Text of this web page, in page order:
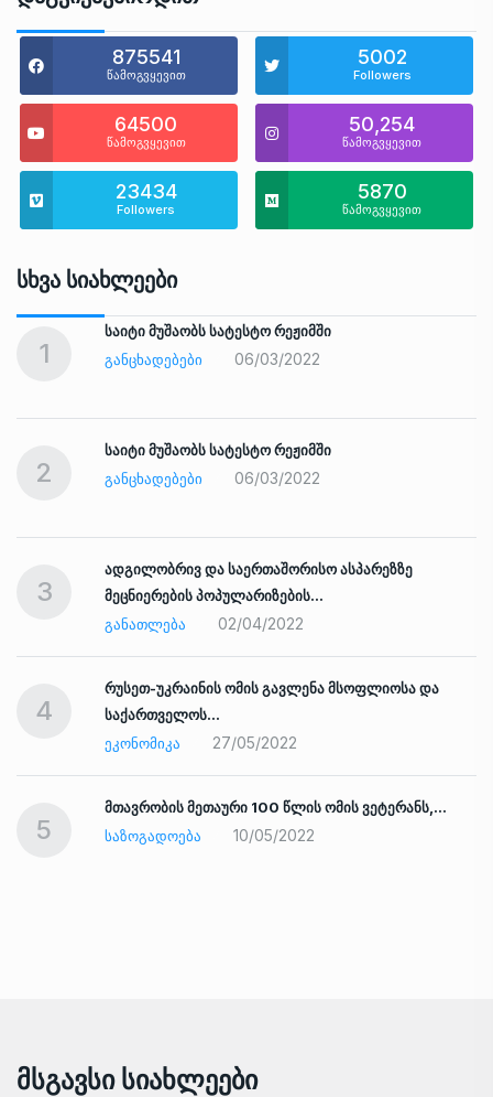
875541
წამოგვყევით
5002
Followers
64500
წამოგვყევით
50,254
წამოგვყევით
23434
Followers
5870
წამოგვყევით
Სხვა Სიახლეები
1
საიტი მუშაობს სატესტო რეჟიმში
ᲒᲐᲜᲪᲮᲐᲓᲔᲑᲔᲑᲘ
06/03/2022
2
საიტი მუშაობს სატესტო რეჟიმში
ᲒᲐᲜᲪᲮᲐᲓᲔᲑᲔᲑᲘ
06/03/2022
3
ადგილობრივ და საერთაშორისო ასპარეზზე
მეცნიერების პოპულარიზების…
ᲒᲐᲜᲐᲗᲚᲔᲑᲐ
02/04/2022
4
რუსეთ-უკრაინის ომის გავლენა მსოფლიოსა და
საქართველოს…
ᲔᲙᲝᲜᲝᲛᲘᲙᲐ
27/05/2022
5
მთავრობის მეთაური 100 წლის ომის ვეტერანს,…
ᲡᲐᲖᲝᲒᲐᲓᲝᲔᲑᲐ
10/05/2022
Მსგავსი Სიახლეები